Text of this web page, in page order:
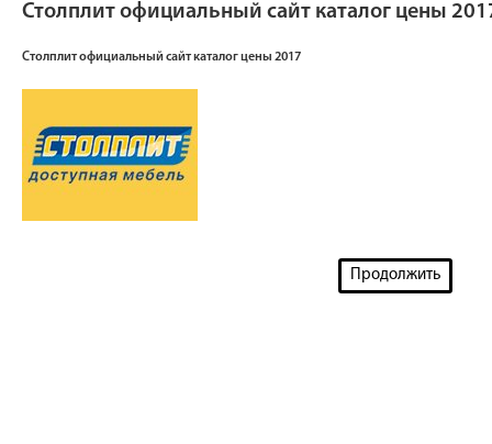
Столплит официальный сайт каталог цены
Столплит официальный сайт каталог цены 2017
Продолжить